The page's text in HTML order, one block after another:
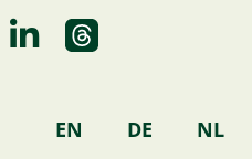
L
i
EN DE NL